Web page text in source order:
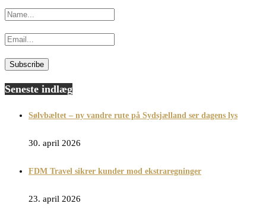
Seneste indlæg
Sølvbæltet – ny vandre rute på Sydsjælland ser dagens lys
30. april 2026
FDM Travel sikrer kunder mod ekstraregninger
23. april 2026